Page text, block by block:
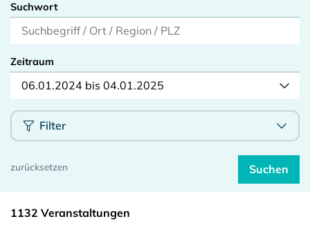
Suchwort
Zeitraum
06.01.2024 bis 04.01.2025
Filter
1132 Veranstaltungen